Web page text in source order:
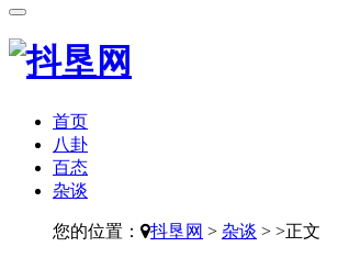
首页
八卦
百态
杂谈
您的位置： 抖垦网 > 杂谈 > >正文